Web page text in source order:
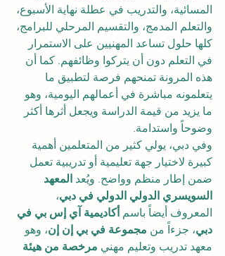
المسائية، والتدريب في عطلة نهاية الأسبوع،
والتعلم المدمج، والتقسيم المرحلي للبرامج،
كلها حلول تساعد المهنيين على الاستمرار
في التعلم دون أن يتركوا وظائفهم. كما أن
هذه المرونة تمنحهم فرصة لتطبيق ما
يتعلمونه مباشرة في أعمالهم اليومية، وهو
ما يزيد من قيمة الدراسة ويجعل أثرها أكثر
وضوحاً واستدامة.
وفي دبي، يولي كثير من المتعلمين أهمية
كبيرة لاختيار جهة تعليمية أو تدريبية تعمل
ضمن إطار منظم وواضح. ويُعد المعهد
السويسري الدولي الدولي في دبي،
المعروف أيضاً باسم أكاديمية آي إس بي في
دبي، جزءاً من مجموعة في بي إن إن، وهو
معهد تدريب وتعليم مهني مرخصة من هيئة